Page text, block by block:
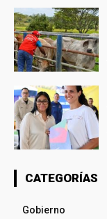
CATEGORÍAS
Gobierno